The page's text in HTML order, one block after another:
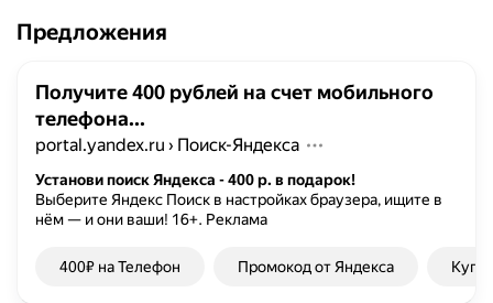
Предложения
Получите 400 рублей на счет мобильного
телефона...
portal.yandex.ru › Поиск-Яндекса
Установи поиск Яндекса - 400 р. в подарок!
Выберите Яндекс Поиск в настройках браузера, ищите в
нём — и они ваши! 16+. Реклама
400₽ на Телефон Промокод от Яндекса